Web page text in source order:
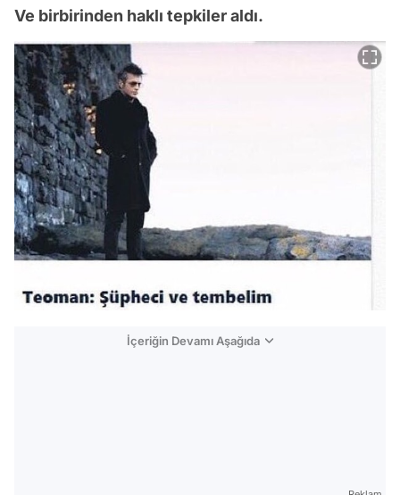
Ve birbirinden haklı tepkiler aldı.
İçeriğin Devamı Aşağıda